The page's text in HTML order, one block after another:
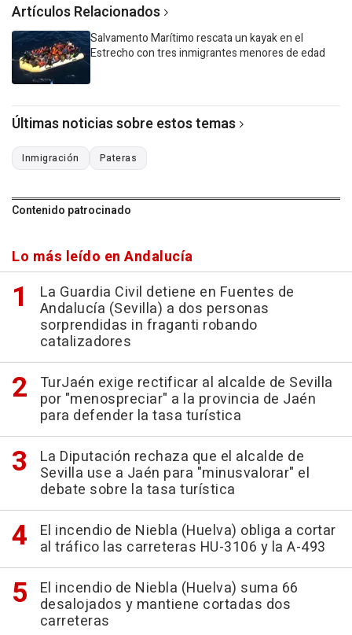
Artículos Relacionados
Salvamento Marítimo rescata un kayak en el
Estrecho con tres inmigrantes menores de edad
Últimas noticias sobre estos temas
Inmigración Pateras
Contenido patrocinado
Lo más leído en Andalucía
La Guardia Civil detiene en Fuentes de
Andalucía (Sevilla) a dos personas
sorprendidas in fraganti robando
catalizadores
TurJaén exige rectificar al alcalde de Sevilla
por "menospreciar" a la provincia de Jaén
para defender la tasa turística
La Diputación rechaza que el alcalde de
Sevilla use a Jaén para "minusvalorar" el
debate sobre la tasa turística
El incendio de Niebla (Huelva) obliga a cortar
al tráfico las carreteras HU-3106 y la A-493
El incendio de Niebla (Huelva) suma 66
desalojados y mantiene cortadas dos
carreteras